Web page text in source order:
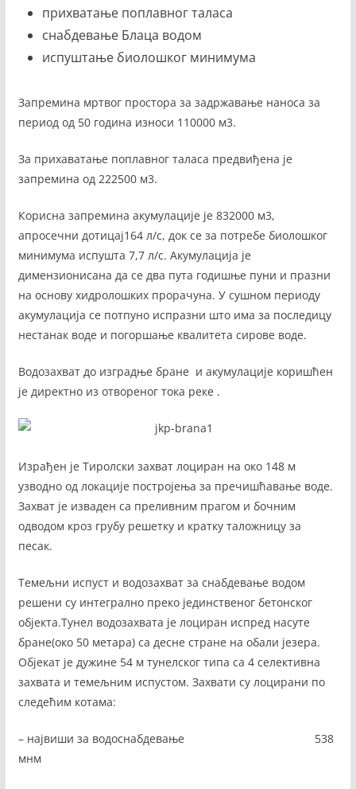
прихватање поплавног таласа
снабдевање Блаца водом
испуштање биолошког минимума
Запремина мртвог простора за задржавање наноса за
период од 50 година износи 110000 м3.
За прихаватање поплавног таласа предвиђена је
запремина од 222500 м3.
Корисна запремина акумулације је 832000 м3,
апросечни дотицај164 л/с, док се за потребе биолошког
минимума испушта 7,7 л/с. Акумулација је
димензионисана да се два пута годишње пуни и празни
на основу хидролошких прорачуна. У сушном периоду
акумулација се потпуно испразни што има за последицу
нестанак воде и погоршање квалитета сирове воде.
Водозахват до изградње бране и акумулације коришћен
је директно из отвореног тока реке .
Израђен је Тиролски захват лоциран на око 148 м
узводно од локације постројења за пречишћавање воде.
Захват је изваден са преливним прагом и бочним
одводом кроз грубу решетку и кратку таложницу за
песак.
Темељни испуст и водозахват за снабдевање водом
решени су интегрално преко јединственог бетонског
објекта.Тунел водозахвата је лоциран испред насуте
бране(око 50 метара) са десне стране на обали језера.
Објекат је дужине 54 м тунелског типа са 4 селективна
захвата и темељним испустом. Захвати су лоцирани по
следећим котама:
– највиши за водоснабдевање 538
мнм